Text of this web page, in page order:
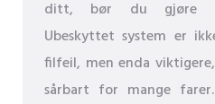
ditt, bør du gjøre
Ubeskyttet system er
filfeil, men enda
sårbart for mange